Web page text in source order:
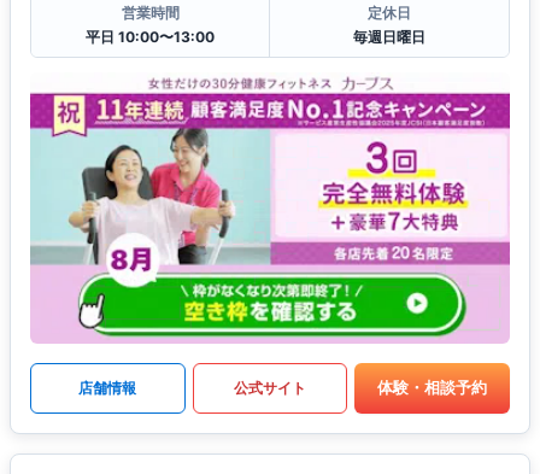
営業時間
平日 10:00〜13:00
定休日
毎週日曜日
店舗情報 公式サイト 体験・相談予約